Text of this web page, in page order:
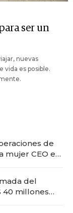
ser un
nuevas
vida es posible.
de
mujer CEO en
del
40 millones